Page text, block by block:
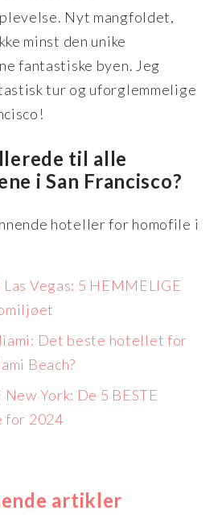
Nyt mangfoldet,
minst den unike
fantastiske byen. Jeg
tur og uforglemmelige
til alle
i San Francisco?
hoteller for homofile i
Vegas: 5 HEMMELIGE
Det beste hotellet for
Beach?
York: De 5 BESTE
for 2024
artikler